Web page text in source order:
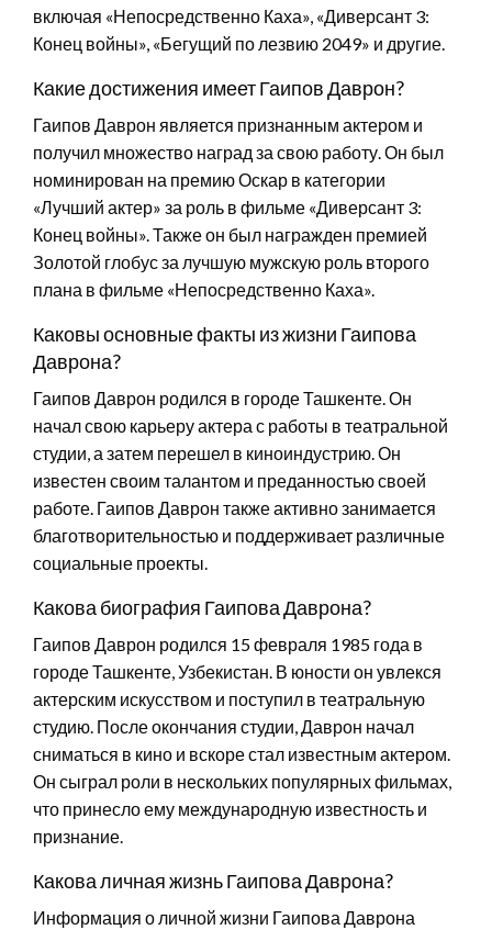
включая «Непосредственно Каха», «Диверсант 3:
Конец войны», «Бегущий по лезвию 2049» и другие.
Какие достижения имеет Гаипов Даврон?
Гаипов Даврон является признанным актером и
получил множество наград за свою работу. Он был
номинирован на премию Оскар в категории
«Лучший актер» за роль в фильме «Диверсант 3:
Конец войны». Также он был награжден премией
Золотой глобус за лучшую мужскую роль второго
плана в фильме «Непосредственно Каха».
Каковы основные факты из жизни Гаипова
Даврона?
Гаипов Даврон родился в городе Ташкенте. Он
начал свою карьеру актера с работы в театральной
студии, а затем перешел в киноиндустрию. Он
известен своим талантом и преданностью своей
работе. Гаипов Даврон также активно занимается
благотворительностью и поддерживает различные
социальные проекты.
Какова биография Гаипова Даврона?
Гаипов Даврон родился 15 февраля 1985 года в
городе Ташкенте, Узбекистан. В юности он увлекся
актерским искусством и поступил в театральную
студию. После окончания студии, Даврон начал
сниматься в кино и вскоре стал известным актером.
Он сыграл роли в нескольких популярных фильмах,
что принесло ему международную известность и
признание.
Какова личная жизнь Гаипова Даврона?
Информация о личной жизни Гаипова Даврона